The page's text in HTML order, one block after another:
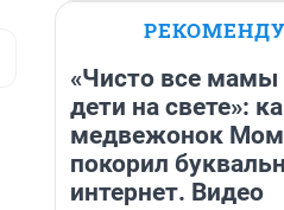
«Чисто все мамы
дети на свете»:
медвежонок
покорил
интернет. Видео